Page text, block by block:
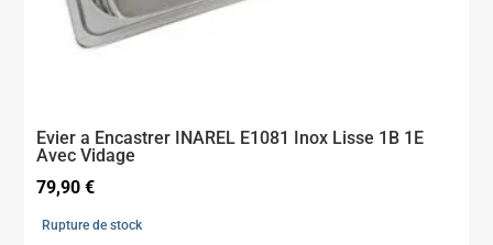
Evier a Encastrer INAREL E1081 Inox Lisse 1B 1E
Avec Vidage
79,90€
Rupture de stock